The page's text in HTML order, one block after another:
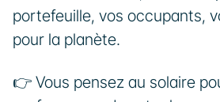
portefeuille, vos occupants,
pour la planète.
👉 Vous pensez au solaire